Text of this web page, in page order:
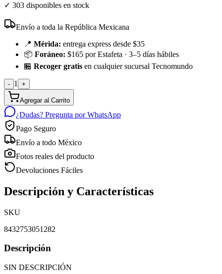
✓ 303 disponibles en stock
Envío a toda la República Mexicana
📍 Mérida: entrega express desde $35
📦 Foráneo: $165 por Estafeta · 3–5 días hábiles
🏪 Recoger gratis en cualquier sucursal Tecnomundo
- 1 +
Agregar al Carrito
¿Dudas? Pregunta por WhatsApp
Pago Seguro
Envío a todo México
Fotos reales del producto
Devoluciones Fáciles
Descripción y Características
SKU
8432753051282
Descripción
SIN DESCRIPCIÓN